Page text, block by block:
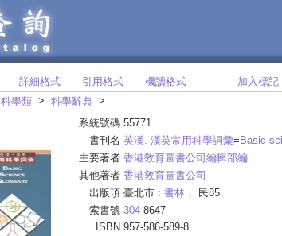
‧ 詳細格式 ‧ 引用格式 ‧ 機讀格式 加入標記
科學類 > 科學辭典 >
系統號碼 55771
書刊名 英漢. 漢英常用科學詞彙= Basic
主要著者 香港敎育圖書公司編輯部編
其他著者 香港敎育圖書公司
出版項 臺北市 : 書林 ， 民85
索書號 304 8647
ISBN 957-586-589-8